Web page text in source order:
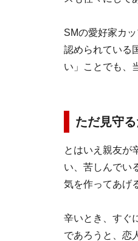
SMの愛好家カ
認められている
い」ことでも、
ただ見守
とはいえ親友が
い、苦しんでい
気を作ってあげ
辛いとき、すぐ
であろうと、恋